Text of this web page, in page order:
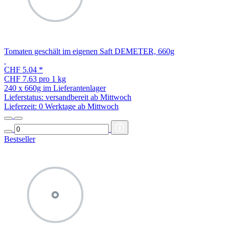
Tomaten geschält im eigenen Saft DEMETER, 660g
CHF 5.04 *
CHF 7.63 pro 1 kg
240 x 660g im Lieferantenlager
Lieferstatus: versandbereit ab Mittwoch
Lieferzeit: 0 Werktage ab Mittwoch
Bestseller